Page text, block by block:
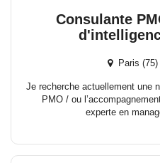
Consulante
Paris
Je recherche actuellement une
PMO / ou
experte en